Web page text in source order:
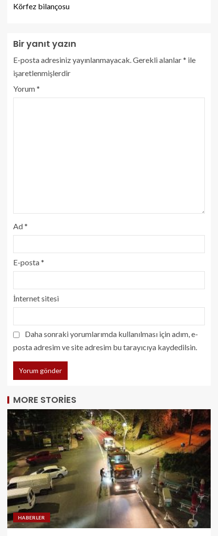
Körfez bilançosu
Bir yanıt yazın
E-posta adresiniz yayınlanmayacak. Gerekli alanlar* ile
işaretlenmişlerdir
Yorum*
Ad*
E-posta*
İnternet sitesi
Daha sonraki yorumlarımda kullanılması için adım, e-
posta adresim ve site adresim bu tarayıcıya kaydedilsin.
MORE STORIES
HABERLER